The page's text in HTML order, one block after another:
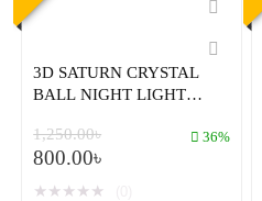
3D SATURN CRYSTAL
BALL NIGHT LIGHT
1,250.00৳
800.00৳
36%
★ ★ ★ ★ ★